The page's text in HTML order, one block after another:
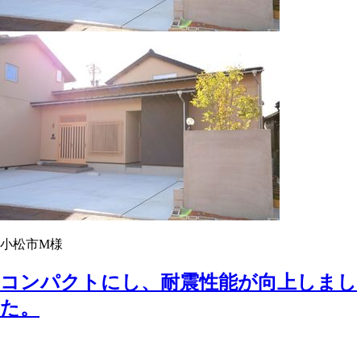
小松市M様
コンパクトにし、耐震性能が向上しまし
た。